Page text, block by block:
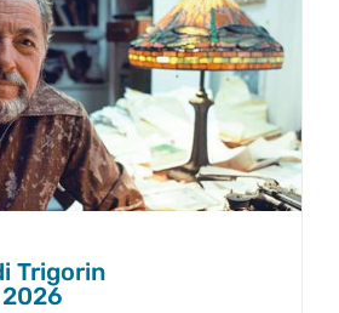
di Trigorin
24 – 29 nov 2026
Trigorin